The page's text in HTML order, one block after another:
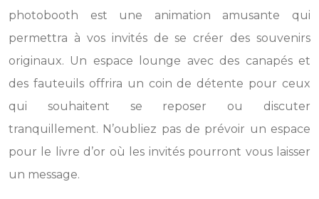
photobooth est une animation amusante qui
permettra à vos invités de se créer des souvenirs
originaux. Un espace lounge avec des canapés et
des fauteuils offrira un coin de détente pour ceux
qui souhaitent se reposer ou discuter
tranquillement. N’oubliez pas de prévoir un espace
pour le livre d’or où les invités pourront vous laisser
un message.